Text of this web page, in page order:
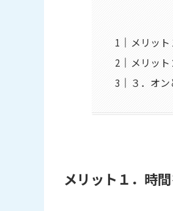
メリッ
メリッ
３．オ
メリット１．時